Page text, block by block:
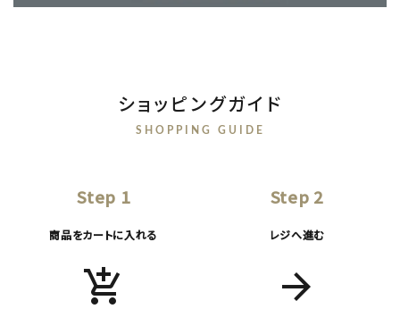
ショッピングガイド
SHOPPING GUIDE
Step 1
商品をカートに入れる
add_shopping_cart
Step 2
レジへ進む
arrow_forward